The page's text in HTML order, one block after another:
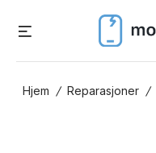
Hjem / Reparasjoner /